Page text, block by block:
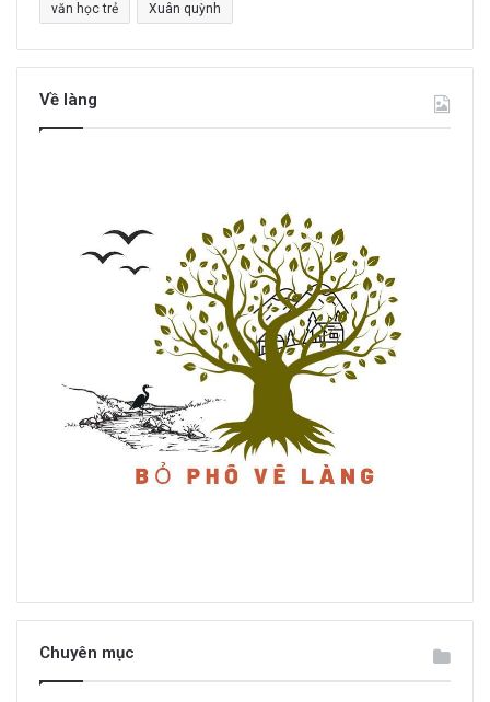
văn học trẻ Xuân quỳnh
Về làng
Chuyên mục